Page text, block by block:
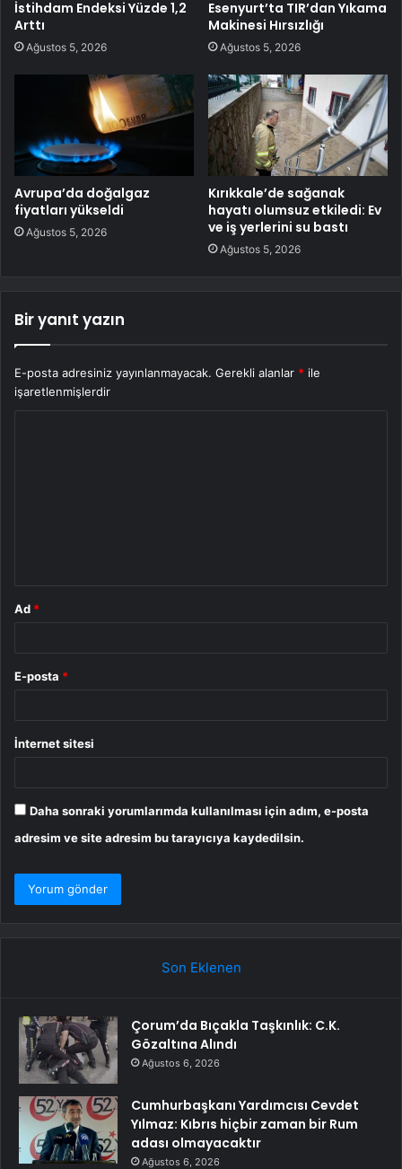
İstihdam Endeksi Yüzde 1,2
Arttı
Ağustos 5, 2026
Esenyurt’ta TIR’dan Yıkama
Makinesi Hırsızlığı
Ağustos 5, 2026
Avrupa’da doğalgaz
fiyatları yükseldi
Ağustos 5, 2026
Kırıkkale’de sağanak
hayatı olumsuz etkiledi: Ev
ve iş yerlerini su bastı
Ağustos 5, 2026
Bir yanıt yazın
E-posta adresiniz yayınlanmayacak. Gerekli alanlar * ile
işaretlenmişlerdir
Ad *
E-posta *
İnternet sitesi
Daha sonraki yorumlarımda kullanılması için adım, e-posta
adresim ve site adresim bu tarayıcıya kaydedilsin.
Son Eklenen
Çorum’da Bıçakla Taşkınlık: C.K.
Gözaltına Alındı
Ağustos 6, 2026
Cumhurbaşkanı Yardımcısı Cevdet
Yılmaz: Kıbrıs hiçbir zaman bir Rum
adası olmayacaktır
Ağustos 6, 2026